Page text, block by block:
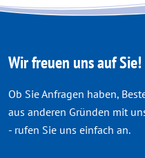
Wir freuen uns auf Sie!
Ob Sie Anfragen haben,
aus anderen Gründen mit
- rufen Sie uns einfach an.